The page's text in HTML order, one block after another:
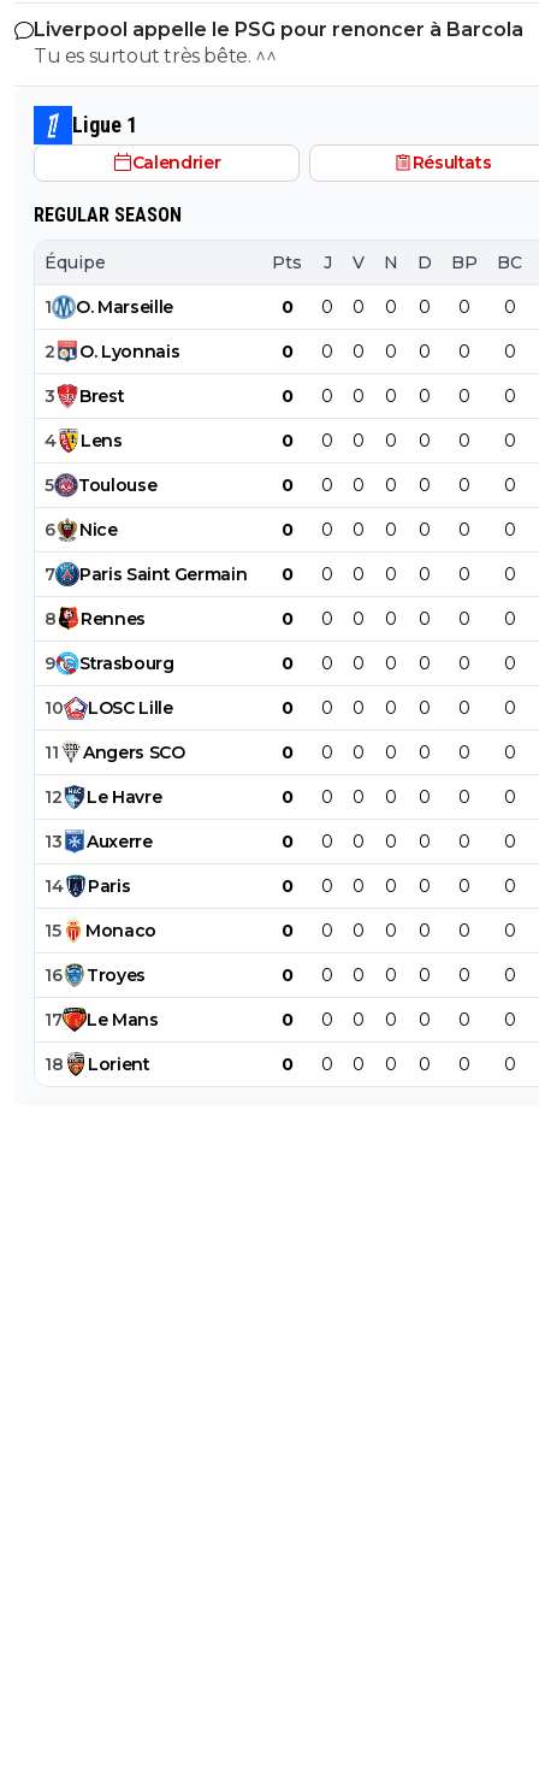
le PSG a traiter Kylian Mbappé lorsqu'il avait voulu
PSG.
Liverpool appelle le PSG pour renoncer à Barcola
Tu es surtout très bête. ^^
Ligue 1
Calendrier Résultats
REGULAR SEASON
Équipe Pts J V N D BP BC
1 O. Marseille 0 0 0 0 0 0 0
2 O. Lyonnais 0 0 0 0 0 0 0
3 Brest 0 0 0 0 0 0 0
4 Lens 0 0 0 0 0 0 0
5 Toulouse 0 0 0 0 0 0 0
6 Nice 0 0 0 0 0 0 0
7 Paris Saint Germain 0 0 0 0 0 0 0
8 Rennes 0 0 0 0 0 0 0
9 Strasbourg 0 0 0 0 0 0 0
10 LOSC Lille 0 0 0 0 0 0 0
11 Angers SCO 0 0 0 0 0 0 0
12 Le Havre 0 0 0 0 0 0 0
13 Auxerre 0 0 0 0 0 0 0
14 Paris 0 0 0 0 0 0 0
15 Monaco 0 0 0 0 0 0 0
16 Troyes 0 0 0 0 0 0 0
17 Le Mans 0 0 0 0 0 0 0
18 Lorient 0 0 0 0 0 0 0